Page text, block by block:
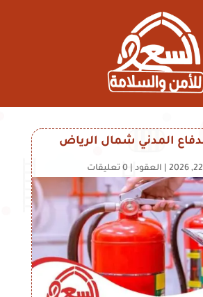
المدني شمال الرياض
العقود 0 تعليقات